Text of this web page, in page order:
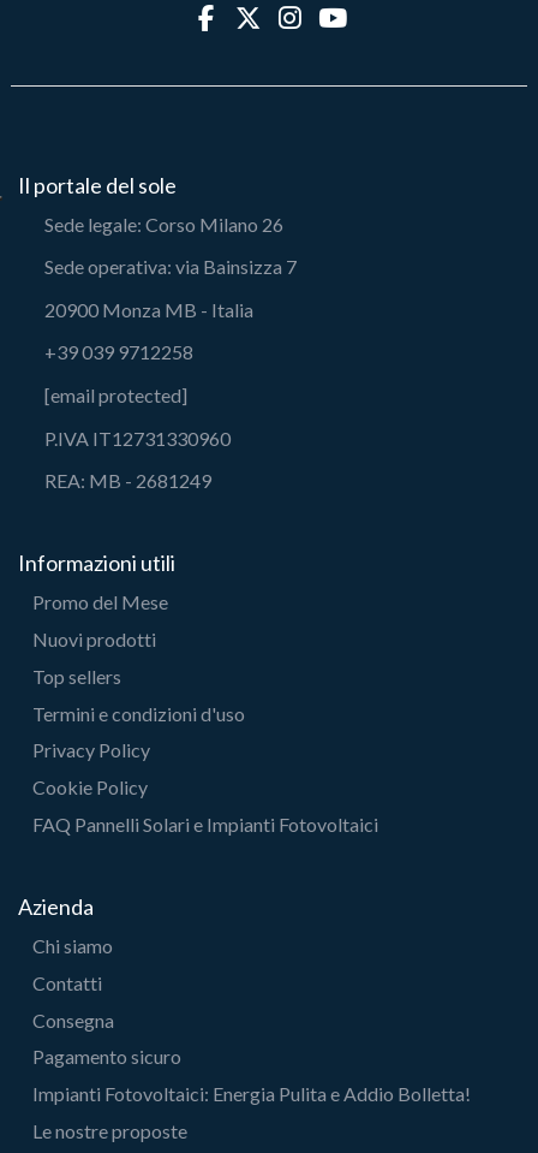
Il portale del sole
Sede legale: Corso Milano 26
Sede operativa: via Bainsizza 7
20900 Monza MB - Italia
+39 039 9712258
[email protected]
P.IVA IT12731330960
REA: MB - 2681249
Informazioni utili
Promo del Mese
Nuovi prodotti
Top sellers
Termini e condizioni d'uso
Privacy Policy
Cookie Policy
FAQ Pannelli Solari e Impianti Fotovoltaici
Azienda
Chi siamo
Contatti
Consegna
Pagamento sicuro
Impianti Fotovoltaici: Energia Pulita e Addio Bolletta!
Le nostre proposte